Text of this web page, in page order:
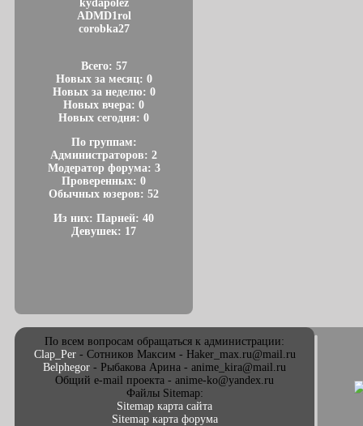
kydapolez
ADMD1rol
corobka27
Всего: 57
Новых за месяц: 0
Новых за неделю: 0
Новых вчера: 0
Новых сегодня: 0
По группам:
Администраторов: 2
Модератор форума: 3
Проверенных: 0
Обычных юзеров: 52
Из них: Парней: 40
Девушек: 17
По всем вопросам обращаться к администрации:
Clap_Per- Сотников Максим - Haker_max.ru@mail.ru
Belphegor - Рыбакова Арина - anime_kira@mail.ru
Общий e-mail проекта - anime-ko@yandex.ru
Файлы Sitemap:
Sitemap карта сайта
Sitemap карта форума